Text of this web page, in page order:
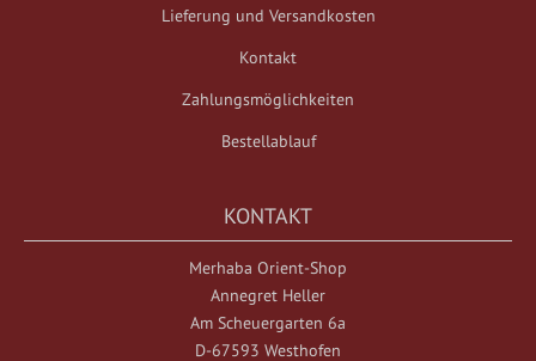
Lieferung und Versandkosten
Kontakt
Zahlungsmöglichkeiten
Bestellablauf
KONTAKT
Merhaba Orient-Shop
Annegret Heller
Am Scheuergarten 6a
D-67593 Westhofen